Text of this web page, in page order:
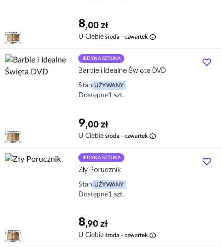
8,00 zł
U Ciebie środa - czwartek info
JEDYNA SZTUKA
Barbie i Idealne Święta DVD
Stan UŻYWANY
Dostępne1 szt.
9,00 zł
U Ciebie środa - czwartek info
JEDYNA SZTUKA
Zły Porucznik
Stan UŻYWANY
Dostępne1 szt.
8,90 zł
U Ciebie środa - czwartek info